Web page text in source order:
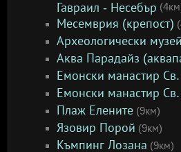
Гавраил - Несебър
Месемврия (крепост)
Археологически
Аква Парадайз
Емонски манастир
Емонски манастир
Плаж Елените (9км)
Язовир Порой (9км)
Къмпинг Лозана (9км)